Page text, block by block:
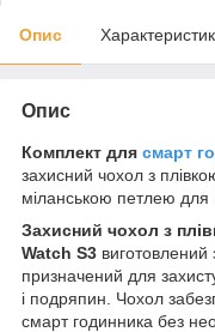
Опис
Опис
Комплект для смарт
захисний чохол з
міланською петлею для
Захисний чохол з
Watch S3 виготовлений
призначений для
і подряпин. Чохол
смарт годинника без